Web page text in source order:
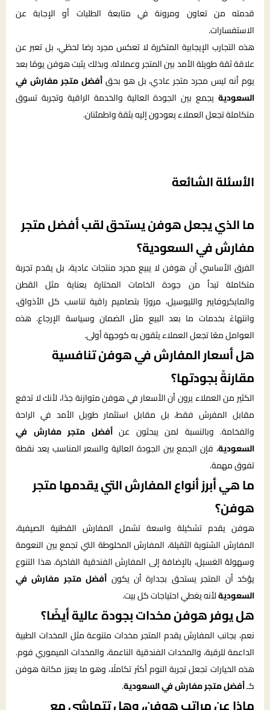
قدمته من تعاون ومرونة في متابعة الطلبات أو الإجابة عن
الاستفسارات.
هذه التجارب الإيجابية المتكررة لا تعكس مجرد رضا لحظي، بل تعبر عن
علاقة ثقة طويلة الأمد بين المتجر وعملائه. وبذلك يثبت هوفن يومًا بعد
يوم أنه ليس مجرد متجر عادي، بل هو بحقأفضل متجر مفارش في
السعودية يجمع بين الجودة العالية والخدمة الراقية وتجربة تسوق
متكاملة تجعل العملاء يعودون إليه بثقة واطمئنان.
الأسئلة الشائعة
ما الذي يجعل هوفن يستحق لقب أفضل متجر
مفارش في السعودية؟
الفرق الأساسي أن هوفن لا يبيع مجرد منتجات عادية، بل يقدم تجربة
متكاملة تبدأ من جودة الخامات المختارة بعناية مثل القطن
والمايكروفايبر والليوسيل، مرورًا بتصاميم راقية تناسب كل الأذواق،
وانتهاءً بخدمات ما بعد البيع مثل الضمان وسياسة الإرجاع. هذه
العوامل معًا تجعل العملاء يثقون به كوجهة أولى.
هل أسعار المفارش في هوفن تنافسية
مقارنةً بجودتها؟
الكثير من العملاء يرون أن الأسعار في هوفن متوازنة جدًا، لأنك لا تدفع
مقابل المفرش فقط، بل مقابل استثمار طويل الأمد في الراحة
والفخامة. وبالنسبة لمن يبحثون عنأفضل متجر مفارش في
السعودية، فإن الجمع بين الجودة العالية والسعر المناسب يعد نقطة
تفوق مهمة.
ما هي أبرز أنواع المفارش التي يقدمها متجر
هوفن؟
هوفن يقدم تشكيلة واسعة تشمل المفارش القطنية الصيفية،
المفارش الشتوية الثقيلة، المفارش المخلوطة التي تجمع بين النعومة
وسهولة الغسيل، بالإضافة إلى المفارش الفندقية الفاخرة. هذا التنوع
يؤكد أن المتجر يستحق بجدارة أن يكون أفضل متجر مفارش في
السعوديةلأنه يغطي احتياجات كل بيت.
هل يوفر هوفن مخدات بجودة عالية أيضًا؟
نعم، بجانب المفارش يقدم المتجر مخدات متنوعة مثل المخدات الطبية
الداعمة للرقبة، والمخدات الفندقية الناعمة، والمخدات الميموري فوم.
هذه الخيارات تجعل تجربة النوم أكثر تكاملًا، وهو ما يعزز مكانة هوفن
كـأفضل متجر مفارش في السعودية.
ماذا عن مراتب هوفن، وهل تتماشى مع